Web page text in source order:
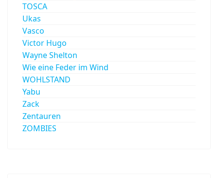
TOSCA
Ukas
Vasco
Victor Hugo
Wayne Shelton
Wie eine Feder im Wind
WOHLSTAND
Yabu
Zack
Zentauren
ZOMBIES